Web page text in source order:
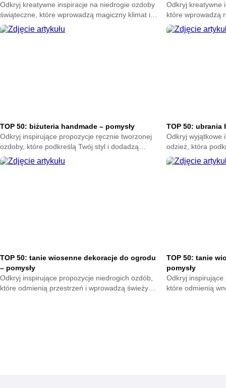
Odkryj kreatywne inspiracje na niedrogie ozdoby
świąteczne, które wprowadzą magiczny klimat i
podkreślą wyjątkową atmosferę zimowych dni.
Sprawdź pomysły pełne uroku i prostoty.
Odkryj kreatywne
które wprowadzą
wyjątkowy klimat
uroku i prostoty.
TOP 50: biżuteria handmade – pomysły
Odkryj inspirujące propozycje ręcznie tworzonej
ozdoby, które podkreślą Twój styl i dodadzą
wyjątkowego charakteru. Sprawdź kreatywne
rozwiązania pełne pasji i oryginalności.
TOP 50: ubrania
Odkryj wyjątkowe
odzież, która
charakteru
rozwiązania
TOP 50: tanie wiosenne dekoracje do ogrodu
– pomysły
Odkryj inspirujące propozycje niedrogich ozdób,
które odmienią przestrzeń i wprowadzą świeży
TOP 50: tanie
pomysły
Odkryj
które odmienią